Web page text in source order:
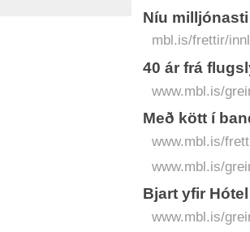
Níu
mbl.is/frettir/
40 ár frá
www.mbl.is/
Með kött í
www.mbl.is/
www.mbl.is/
Bjart yfir
www.mbl.is/